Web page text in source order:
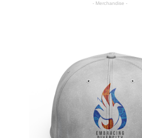
- Merchandise -